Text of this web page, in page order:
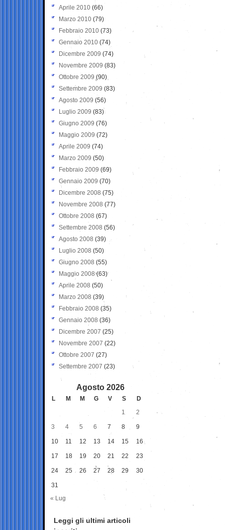
Aprile 2010 (66)
Marzo 2010 (79)
Febbraio 2010 (73)
Gennaio 2010 (74)
Dicembre 2009 (74)
Novembre 2009 (83)
Ottobre 2009 (90)
Settembre 2009 (83)
Agosto 2009 (56)
Luglio 2009 (83)
Giugno 2009 (76)
Maggio 2009 (72)
Aprile 2009 (74)
Marzo 2009 (50)
Febbraio 2009 (69)
Gennaio 2009 (70)
Dicembre 2008 (75)
Novembre 2008 (77)
Ottobre 2008 (67)
Settembre 2008 (56)
Agosto 2008 (39)
Luglio 2008 (50)
Giugno 2008 (55)
Maggio 2008(63)
Aprile 2008 (50)
Marzo 2008 (39)
Febbraio 2008 (35)
Gennaio 2008 (36)
Dicembre 2007 (25)
Novembre 2007 (22)
Ottobre 2007 (27)
Settembre 2007 (23)
Agosto 2026
L M M G V S
D
1
2
3 4 5 6 7 8 9
10 11 12 13 14 15 16
17 18 19 20 21 22 23
24 25 26 27 28 29 30
31
« Lug
Leggi gli ultimi articoli